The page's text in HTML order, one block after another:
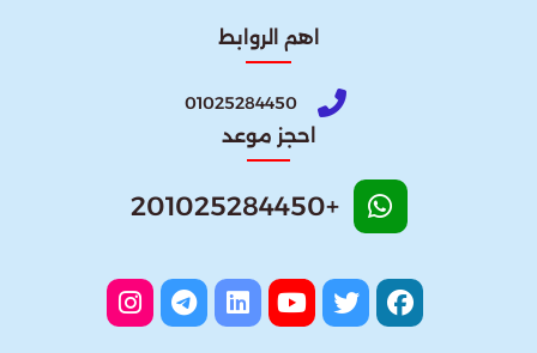
اهم الروابط
01025284450
احجز موعد
+201025284450